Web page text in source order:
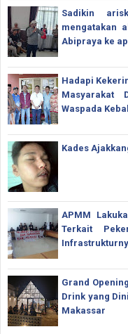
Sadikin
mengatakan
Abipraya ke
Hadapi
Masyarakat
Waspada
Kades
APMM
Terkait
Grand
Drink yang
Makassar